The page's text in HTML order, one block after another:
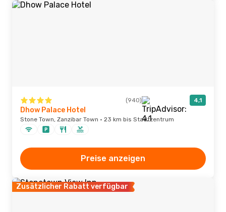
(940) 4,1
Dhow Palace Hotel
Stone Town, Zanzibar Town · 23 km bis Stadtzentrum
Preise anzeigen
Zusätzlicher Rabatt verfügbar